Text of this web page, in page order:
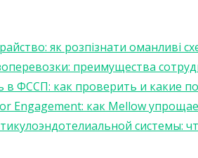
як розпізнати оманливі
преимущества
в ФССП: как проверить и какие
Engagement: как Mellow
системы: